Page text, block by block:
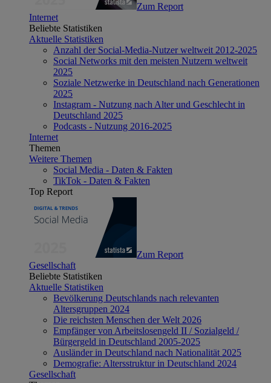
Zum Report
Internet
Beliebte Statistiken
Aktuelle Statistiken
Anzahl der Social-Media-Nutzer weltweit 2012-2025
Social Networks mit den meisten Nutzern weltweit
2025
Soziale Netzwerke in Deutschland nach Generationen
2025
Instagram - Nutzung nach Alter und Geschlecht in
Deutschland 2025
Podcasts - Nutzung 2016-2025
Internet
Themen
Weitere Themen
Social Media - Daten & Fakten
TikTok - Daten & Fakten
Top Report
Zum Report
Gesellschaft
Beliebte Statistiken
Aktuelle Statistiken
Bevölkerung Deutschlands nach relevanten
Altersgruppen 2024
Die reichsten Menschen der Welt 2026
Empfänger von Arbeitslosengeld II / Sozialgeld /
Bürgergeld in Deutschland 2005-2025
Ausländer in Deutschland nach Nationalität 2025
Demografie: Altersstruktur in Deutschland 2024
Gesellschaft